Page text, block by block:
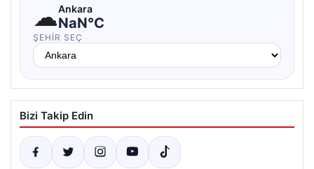
☁Ankara
NaN°C
ŞEHIR SEÇ
Bizi Takip Edin